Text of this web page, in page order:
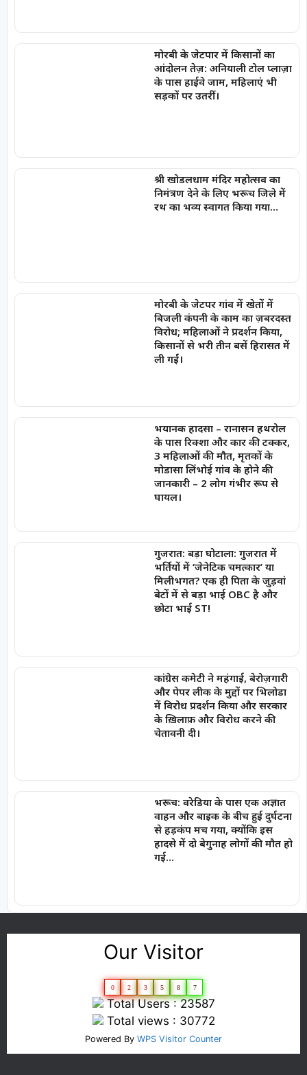
मोरबी के जेटपार में किसानों का
आंदोलन तेज़: अनियाली टोल प्लाज़ा
के पास हाईवे जाम, महिलाएं भी
सड़कों पर उतरीं।
श्री खोडलधाम मंदिर महोत्सव का
निमंत्रण देने के लिए भरूच जिले में
रथ का भव्य स्वागत किया गया…
मोरबी के जेटपर गांव में खेतों में
बिजली कंपनी के काम का ज़बरदस्त
विरोध; महिलाओं ने प्रदर्शन किया,
किसानों से भरी तीन बसें हिरासत में
ली गईं।
भयानक हादसा – रानासन हथरोल
के पास रिक्शा और कार की टक्कर,
3 महिलाओं की मौत, मृतकों के
मोडासा लिंभोई गांव के होने की
जानकारी – 2 लोग गंभीर रूप से
घायल।
गुजरात: बड़ा घोटाला: गुजरात में
भर्तियों में ‘जेनेटिक चमत्कार’ या
मिलीभगत? एक ही पिता के जुड़वां
बेटों में से बड़ा भाई OBC है और
छोटा भाई ST!
कांग्रेस कमेटी ने महंगाई, बेरोज़गारी
और पेपर लीक के मुद्दों पर भिलोडा
में विरोध प्रदर्शन किया और सरकार
के ख़िलाफ़ और विरोध करने की
चेतावनी दी।
भरूच: वरेडिया के पास एक अज्ञात
वाहन और बाइक के बीच हुई दुर्घटना
से हड़कंप मच गया, क्योंकि इस
हादसे में दो बेगुनाह लोगों की मौत हो
गई…
Our Visitor
0 2 3 5 8 7
Total Users : 23587
Total views : 30772
Powered By WPS Visitor Counter